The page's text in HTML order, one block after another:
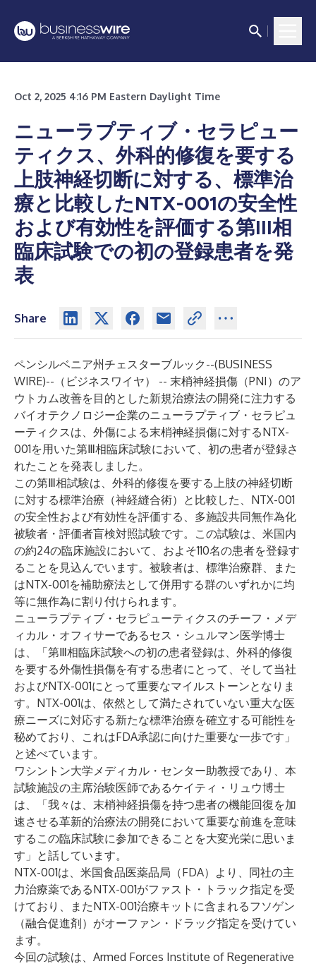
Oct 2, 2025 4:16 PM Eastern Daylight Time
ニューラプティブ・セラピュー
ティクス、外科的修復を要する
上肢神経切断に対する、標準治
療と比較したNTX-001の安全性
および有効性を評価する第III相
臨床試験での初の登録患者を発
表
Share
ペンシルベニア州チェスターブルック--(BUSINESS
WIRE)-- （ビジネスワイヤ） -- 末梢神経損傷（PNI）のア
ウトカム改善を目的とした新規治療法の開発に注力する
バイオテクノロジー企業のニューラプティブ・セラピュ
ーティクスは、外傷による末梢神経損傷に対するNTX-
001を用いた第Ⅲ相臨床試験において、初の患者が登録さ
れたことを発表しました。
この第Ⅲ相試験は、外科的修復を要する上肢の神経切断
に対する標準治療（神経縫合術）と比較した、NTX-001
の安全性および有効性を評価する、多施設共同無作為化
被験者・評価者盲検対照試験です。この試験は、米国内
の約24の臨床施設において、およそ110名の患者を登録す
ることを見込んでいます。被験者は、標準治療群、また
はNTX-001を補助療法として併用する群のいずれかに均
等に無作為に割り付けられます。
ニューラプティブ・セラピューティクスのチーフ・メデ
ィカル・オフィサーであるセス・シュルマン医学博士
は、「第Ⅲ相臨床試験への初の患者登録は、外科的修復
を要する外傷性損傷を有する患者にとって、そして当社
およびNTX-001にとって重要なマイルストーンとなりま
す。NTX-001は、依然として満たされていない重大な医
療ニーズに対応する新たな標準治療を確立する可能性を
秘めており、これはFDA承認に向けた重要な一歩です」
と述べています。
ワシントン大学メディカル・センター助教授であり、本
試験施設の主席治験医師であるケイティ・リュウ博士
は、「我々は、末梢神経損傷を持つ患者の機能回復を加
速させる革新的治療法の開発において重要な前進を意味
するこの臨床試験に参加できることを大変光栄に思いま
す」と話しています。
NTX-001は、米国食品医薬品局（FDA）より、同社の主
力治療薬であるNTX-001がファスト・トラック指定を受
けており、またNTX-001治療キットに含まれるフソゲン
（融合促進剤）がオーファン・ドラッグ指定を受けてい
ます。
今回の試験は、Armed Forces Institute of Regenerative